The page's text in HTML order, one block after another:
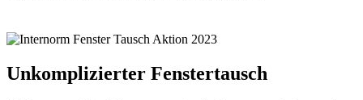
Unkomplizierter Fenstertausch